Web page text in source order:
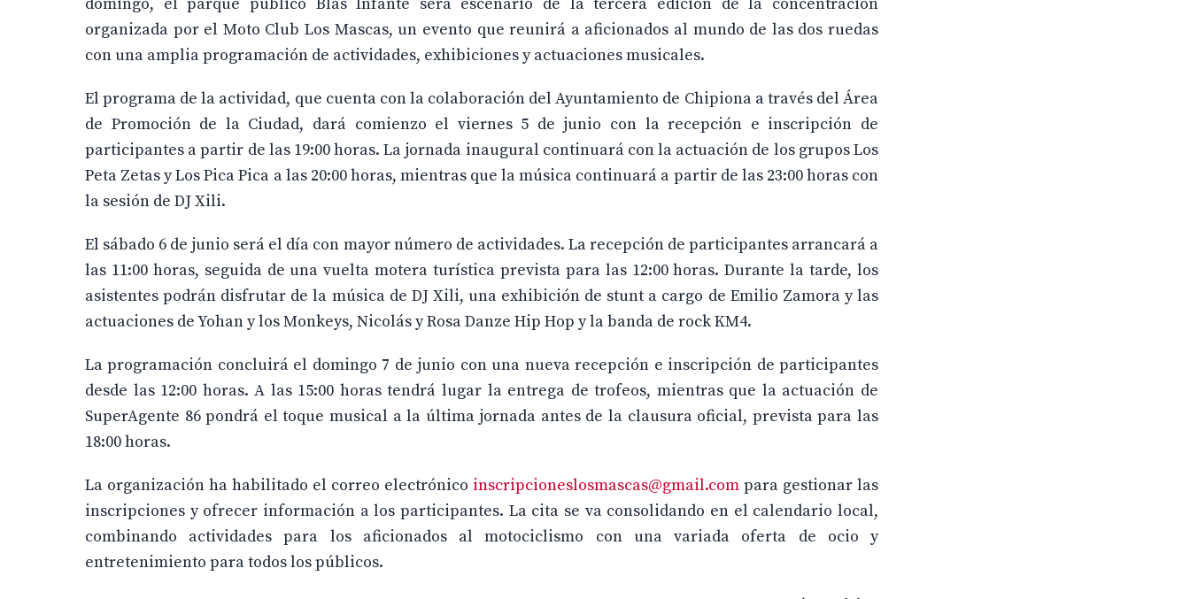
organizada por el Moto Club Los Mascas, un evento que reunirá a aficionados al mundo de las dos ruedas
con una amplia programación de actividades, exhibiciones y actuaciones musicales.
El programa de la actividad, que cuenta con la colaboración del Ayuntamiento de Chipiona a través del Área
de Promoción de la Ciudad, dará comienzo el viernes 5 de junio con la recepción e inscripción de
participantes a partir de las 19:00 horas. La jornada inaugural continuará con la actuación de los grupos Los
Peta Zetas y Los Pica Pica a las 20:00 horas, mientras que la música continuará a partir de las 23:00 horas con
la sesión de DJ Xili.
El sábado 6 de junio será el día con mayor número de actividades. La recepción de participantes arrancará a
las 11:00 horas, seguida de una vuelta motera turística prevista para las 12:00 horas. Durante la tarde, los
asistentes podrán disfrutar de la música de DJ Xili, una exhibición de stunt a cargo de Emilio Zamora y las
actuaciones de Yohan y los Monkeys, Nicolás y Rosa Danze Hip Hop y la banda de rock KM4.
La programación concluirá el domingo 7 de junio con una nueva recepción e inscripción de participantes
desde las 12:00 horas. A las 15:00 horas tendrá lugar la entrega de trofeos, mientras que la actuación de
SuperAgente 86 pondrá el toque musical a la última jornada antes de la clausura oficial, prevista para las
18:00 horas.
La organización ha habilitado el correo electrónico inscripcioneslosmascas@gmail.com para gestionar las
inscripciones y ofrecer información a los participantes. La cita se va consolidando en el calendario local,
combinando actividades para los aficionados al motociclismo con una variada oferta de ocio y
entretenimiento para todos los públicos.